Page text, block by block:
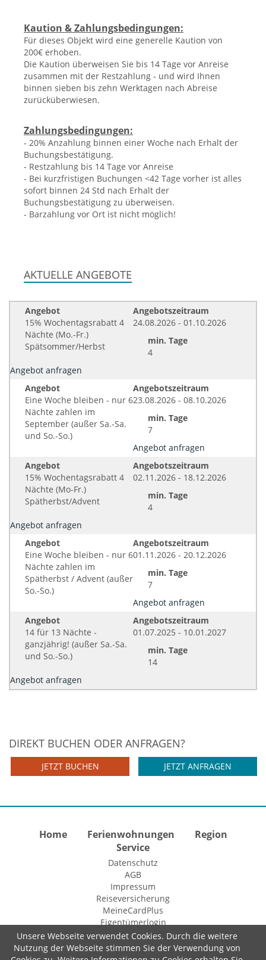
Kaution & Zahlungsbedingungen:
Für dieses Objekt wird eine generelle Kaution von
200€ erhoben.
Die Kaution überweisen Sie bis 14 Tage vor Anreise
zusammen mit der Restzahlung - und wird Ihnen
binnen sieben bis zehn Werktagen nach Abreise
zurücküberwiesen.
Zahlungsbedingungen:
- 20% Anzahlung binnen einer Woche nach Erhalt der
Buchungsbestätigung.
- Restzahlung bis 14 Tage vor Anreise
- Bei kurzfristigen Buchungen <42 Tage vorher ist alles
sofort binnen 24 Std nach Erhalt der
Buchungsbestätigung zu überweisen.
- Barzahlung vor Ort ist nicht möglich!
AKTUELLE ANGEBOTE
Angebot
15% Wochentagsrabatt 4
Nächte (Mo.-Fr.)
Spätsommer/Herbst
Angebotszeitraum
24.08.2026 - 01.10.2026
min. Tage
4
Angebot anfragen
Angebot
Eine Woche bleiben - nur 6
Nächte zahlen im
September (außer Sa.-Sa.
und So.-So.)
Angebotszeitraum
23.08.2026 - 08.10.2026
min. Tage
7
Angebot anfragen
Angebot
15% Wochentagsrabatt 4
Nächte (Mo-Fr.)
Spätherbst/Advent
Angebotszeitraum
02.11.2026 - 18.12.2026
min. Tage
4
Angebot anfragen
Angebot
Eine Woche bleiben - nur 6
Nächte zahlen im
Spätherbst / Advent (außer
So.-So.)
Angebotszeitraum
01.11.2026 - 20.12.2026
min. Tage
7
Angebot anfragen
Angebot
14 für 13 Nächte -
ganzjährig! (außer Sa.-Sa.
und So.-So.)
Angebotszeitraum
01.07.2025 - 10.01.2027
min. Tage
14
Angebot anfragen
DIREKT BUCHEN ODER ANFRAGEN?
JETZT ANFRAGEN
JETZT BUCHEN
Home Ferienwohnungen
Region
Service
Datenschutz
AGB
Impressum
Reiseversicherung
MeineCardPlus
Eigentümerlogin
Unsere Webseite verwendet Cookies. Durch die weitere
Nutzung der Webseite stimmen Sie der Verwendung von